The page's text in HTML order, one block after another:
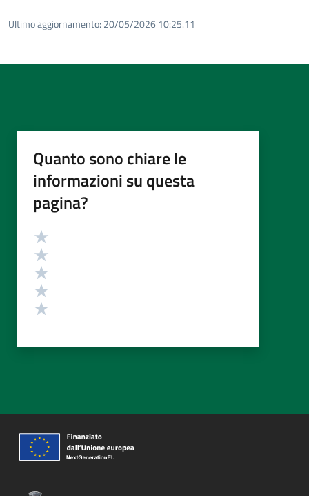
Ultimo aggiornamento: 20/05/2026 10:25.11
Quanto sono chiare le
informazioni su questa
pagina?
Valutazione